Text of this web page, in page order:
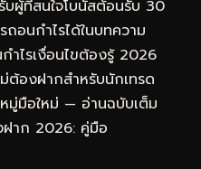
บผู้ที่สนใจโบนัสต้อนรับ 30
ถอนกำไรได้ในบทความ
ำไรเงื่อนไขต้องรู้ 2026
องฝากสำหรับนักเทรด
มู่มือใหม่ — อ่านฉบับเต็ม
ฝาก 2026: คู่มือ